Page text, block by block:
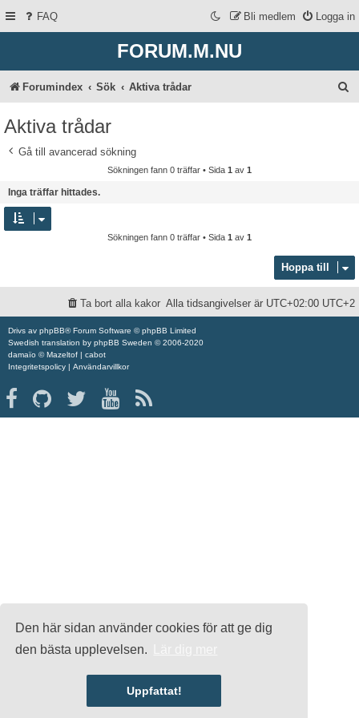
Den här sidan använder cookies för att ge dig
den bästa upplevelsen.
Uppfattat!
FAQ Logga in
Bli medlem
FORUM.M.NU
Forumindex Sök Aktiva trådar
Aktiva trådar
Gå till avancerad sökning
Sökningen fann 0 träffar • Sida 1 av 1
Inga träffar hittades.
Sökningen fann 0 träffar • Sida 1 av 1
Hoppa till
Alla tidsangivelser är UTC+02:00 UTC+2
Ta bort alla kakor
Drivs av phpBB® Forum Software © phpBB Limited
Swedish translation by phpBB Sweden © 2006-2020
damaïo © Mazeltof
cabot
Integritetspolicy
Användarvillkor